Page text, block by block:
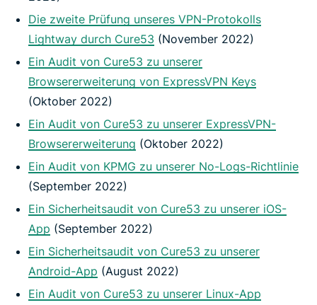
Die zweite Prüfung unseres VPN-Protokolls
Lightway durch Cure53 (November 2022)
Ein Audit von Cure53 zu unserer
Browsererweiterung von ExpressVPN Keys
(Oktober 2022)
Ein Audit von Cure53 zu unserer ExpressVPN-
Browsererweiterung (Oktober 2022)
Ein Audit von KPMG zu unserer No-Logs-Richtlinie
(September 2022)
Ein Sicherheitsaudit von Cure53 zu unserer iOS-
App (September 2022)
Ein Sicherheitsaudit von Cure53 zu unserer
Android-App (August 2022)
Ein Audit von Cure53 zu unserer Linux-App